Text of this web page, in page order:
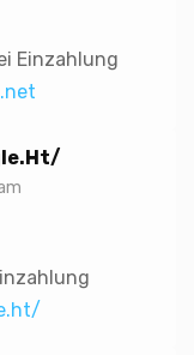
Einzahlung